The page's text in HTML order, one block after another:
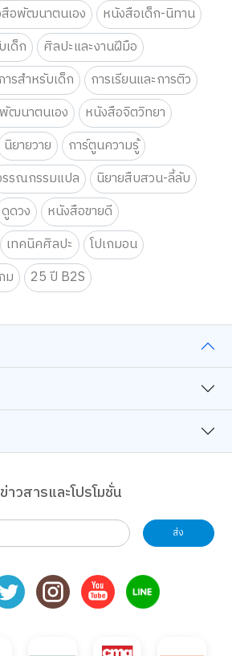
อพัฒนาตนเอง
หนังสือเด็ก-นิทาน
เด็ก
ศิลปะและงานฝีมือ
รสำหรับเด็ก
การเรียนและการติว
ฒนาตนเอง
หนังสือจิตวิทยา
นิยายวาย
การ์ตูนความรู้
รรณกรรมแปล
นิยายสืบสวน-ลี้ลับ
ดูดวง
หนังสือขายดี
เทคนิคศิลปะ
โปเกมอน
ม 25 ปี B2S
าวสารและโปรโมชั่น
ส่ง